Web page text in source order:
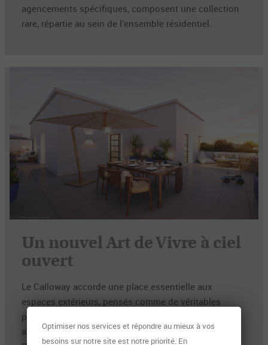
agencements spécifiques, composent une collection
rare, répartie au sein de l’ensemble résidentiel.
Un nouvel Art de Vivre à ciel
ouvert
Le Calloway accorde une place essentielle aux
espaces extérieurs, pensés comme de véritables
pièces en plus, offrant un prolongement naturel des
appartements vers l’extérieur et le parc urbain.
Optimiser nos services et répondre au mieux à vos
besoins sur notre site est notre priorité. En